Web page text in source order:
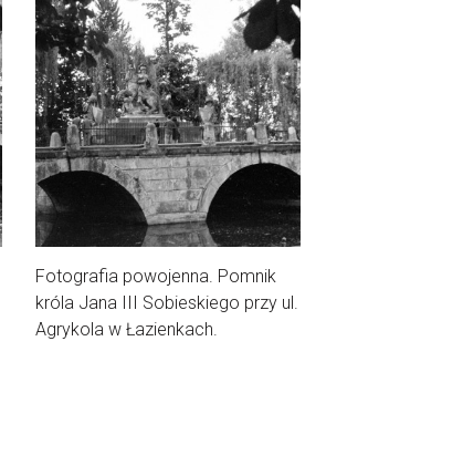
Fotografia powojenna. Pomnik
króla Jana III Sobieskiego przy ul.
Agrykola w Łazienkach.